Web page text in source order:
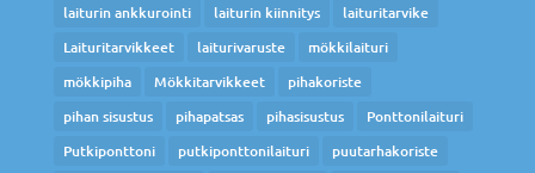
laiturin ankkurointi
laiturin kiinnitys
laituritarvike
Laituritarvikkeet
laiturivaruste
mökkilaituri
mökkipiha
Mökkitarvikkeet
pihakoriste
pihan sisustus
pihapatsas pihasisustus
Ponttonilaituri
Putkiponttoni
putkiponttonilaituri
puutarhakoriste